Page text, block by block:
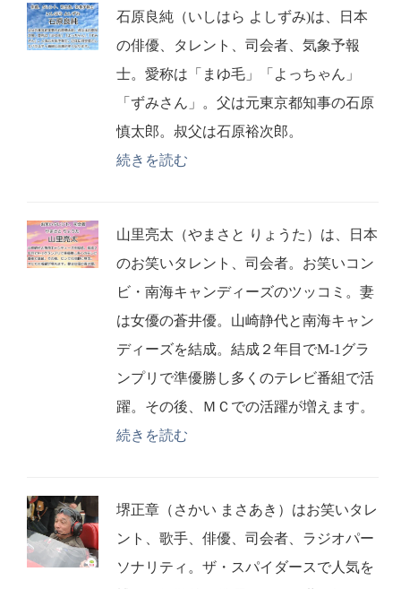
石原良純（いしはら よしずみ)は、日本
の俳優、タレント、司会者、気象予報
士。愛称は「まゆ毛」「よっちゃん」
「ずみさん」。父は元東京都知事の石原
慎太郎。叔父は石原裕次郎。
続きを読む
山里亮太（やまさと りょうた）は、日本
のお笑いタレント、司会者。お笑いコン
ビ・南海キャンディーズのツッコミ。妻
は女優の蒼井優。山崎静代と南海キャン
ディーズを結成。結成２年目でM-1グラ
ンプリで準優勝し多くのテレビ番組で活
躍。その後、ＭＣでの活躍が増えます。
続きを読む
堺正章（さかい まさあき）はお笑いタレ
ント、歌手、俳優、司会者、ラジオパー
ソナリティ。ザ・スパイダースで人気を